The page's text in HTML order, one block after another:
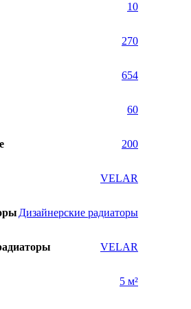
10
270
654
60
200
VELAR
Дизайнерские радиаторы
VELAR
5 м²